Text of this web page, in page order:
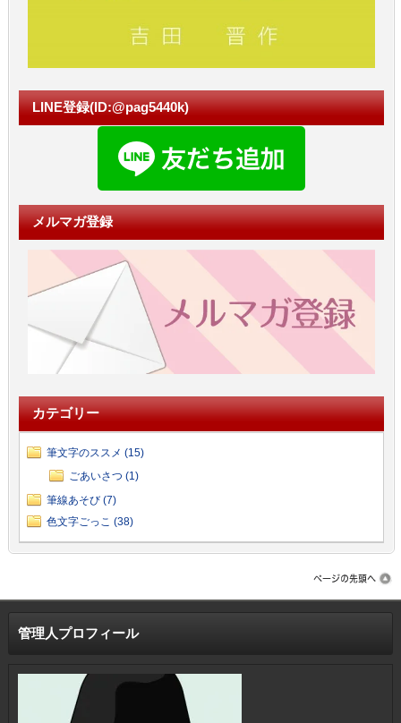
LINE登録(ID:@pag5440k)
メルマガ登録
カテゴリー
筆文字のススメ (15)
ごあいさつ (1)
筆線あそび (7)
色文字ごっこ (38)
管理人プロフィール